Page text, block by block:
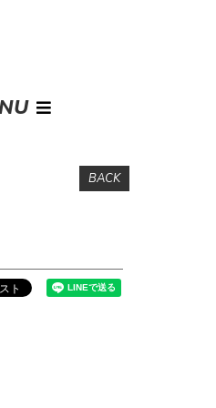
BACK